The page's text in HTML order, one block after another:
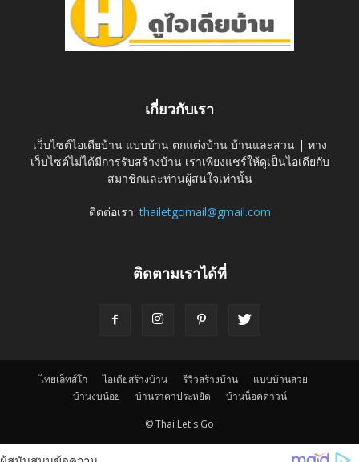
เกี่ยวกับเรา
เว็บไซต์ไอเดียบ้าน แบบบ้าน ตกแต่งบ้าน บ้านและสวน | ทาง
เว็บไซต์ไม่ได้มีการรับสร้างบ้าน เราเพียงแชร์ให้ดูเป็นไอเดียกับ
สมาชิกและท่านผู้สนใจเท่านั้น
ติดต่อเรา:thailetgomail@gmail.com
ติดตามเราได้ที่
ไทยเล็ทส์โก ไอเดียสร้างบ้าน รีวิวสร้างบ้าน
แบบบ้านสวย
บ้านงบน้อย
บ้านราคาประหยัด บ้านน็อคดาวน์
© Thai Let's Go